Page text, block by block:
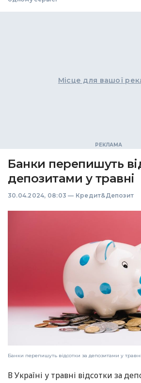
Місце для вашої
Банки перепишуть
депозитами у травні
30.04.2024, 08:03 — Кредит&Депозит
Банки перепишуть відсотки за депозитами у
В Україні у травні відсотки за